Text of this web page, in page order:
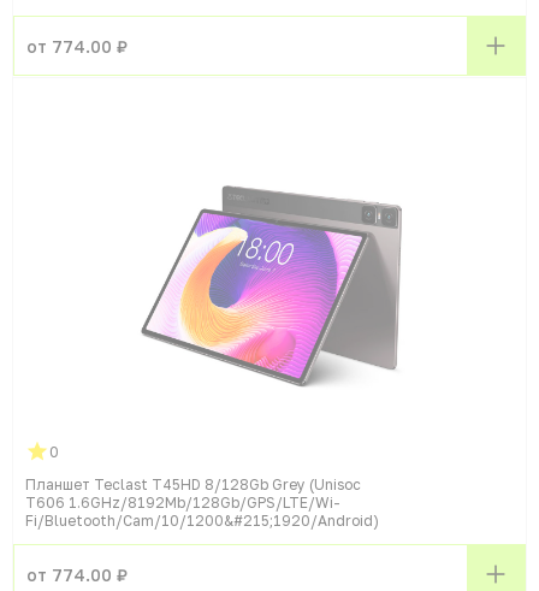
от 774.00 ₽
0
Планшет Teclast T45HD 8/128Gb Grey (Unisoc
T606 1.6GHz/8192Mb/128Gb/GPS/LTE/Wi-
Fi/Bluetooth/Cam/10/1200&#215;1920/Android)
от 774.00 ₽